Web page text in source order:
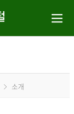
소개